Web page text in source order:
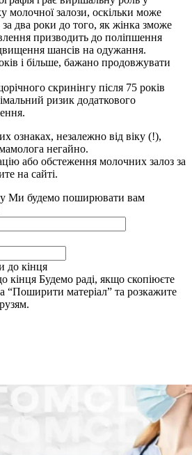
молочної залози, оскільки може
два роки до того, як жінка зможе
призводить до поліпшення
шансів на одужання.
і більше, бажано продовжувати
скринінгу після 75 років
ризик додаткового
ознаках, незалежно від віку (!),
негайно.
або обстеження молочних залоз за
на сайті.
Ми будемо поширювати вам
кінця Будемо раді, якщо скопіюєте
“Поширити матеріал” та розкажите